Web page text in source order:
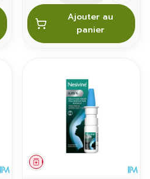
Ajouter au
panier
Médicament